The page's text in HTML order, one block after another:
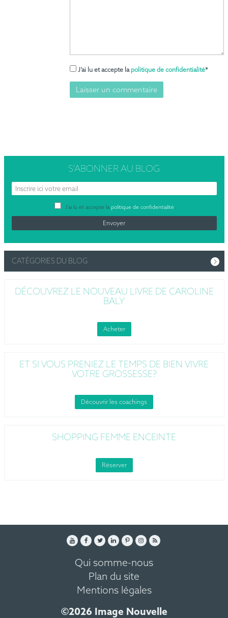
J’ai lu et accepte la politique de confidentialité*
S’ABONNERAU BLOG
J’ai lu et accepte la politique de confidentialité
CATÉGORIES DU BLOG
DÉCOUVREZ LE NOUVEAU LIVRE DE CAROLINE
BALY
Acheter
ET SI VOUS PRENIEZ LE TEMPS DE BIEN VIVRE
VOTRE GROSSESSE?
Découvrir les coachings
SHOPPING FEMME ENCEINTE
Réserver
Qui somme-nous
Plan du site
Mentions légales
©2026 Image Nouvelle